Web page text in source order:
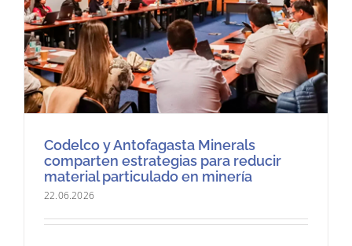
Codelco y Antofagasta Minerals
comparten estrategias para reducir
material particulado en minería
22.06.2026